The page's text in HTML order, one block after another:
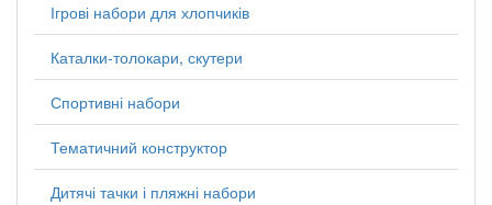
Ігрові набори для хлопчиків
Каталки-толокари, скутери
Спортивні набори
Тематичний конструктор
Дитячі тачки і пляжні набори